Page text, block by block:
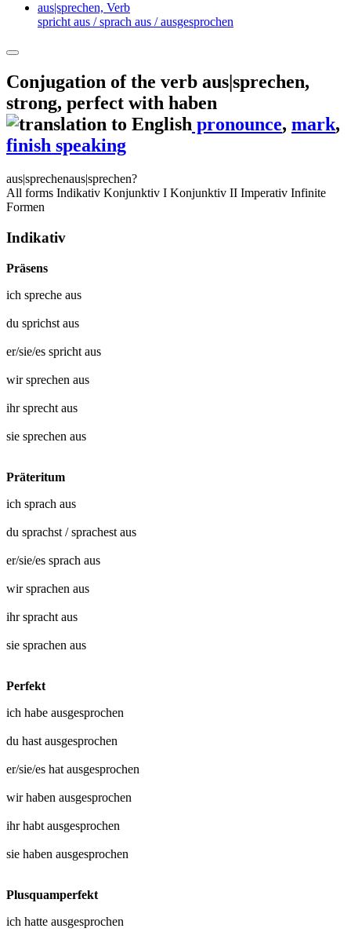
aus|sprechen, Verb
spricht aus / sprach aus / ausgesprochen
Conjugation of the verb aus|sprechen,
strong, perfect with haben
pronounce, mark,
finish speaking
aus|sprechenaus|sprechen?
All forms Indikativ Konjunktiv I Konjunktiv II Imperativ Infinite
Formen
Indikativ
Präsens
ich spreche aus
du sprichst aus
er/sie/es spricht aus
wirsprechen aus
ihrsprecht aus
sie sprechen aus
Präteritum
ich sprach aus
du sprachst /sprachest aus
er/sie/es sprach aus
wirsprachen aus
ihrspracht aus
sie sprachen aus
Perfekt
ich habe ausgesprochen
du hast ausgesprochen
er/sie/es hat ausgesprochen
wir haben ausgesprochen
ihr habt ausgesprochen
sie haben ausgesprochen
Plusquamperfekt
ich hatte ausgesprochen